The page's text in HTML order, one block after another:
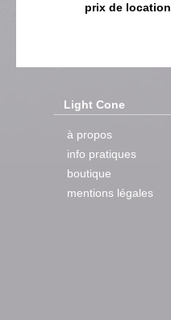
prix de location
Light Cone
à propos
info pratiques
boutique
mentions légales